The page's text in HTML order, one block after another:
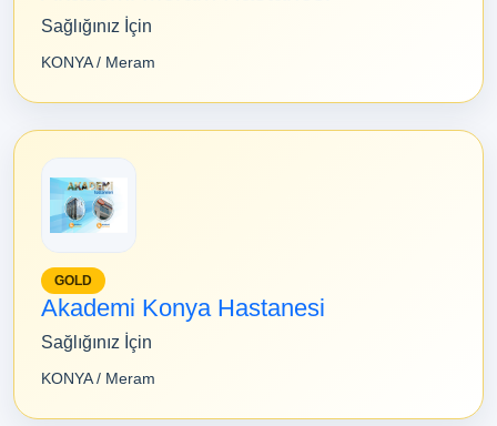
Sağlığınız İçin
KONYA / Meram
GOLD
Akademi Konya Hastanesi
Sağlığınız İçin
KONYA / Meram